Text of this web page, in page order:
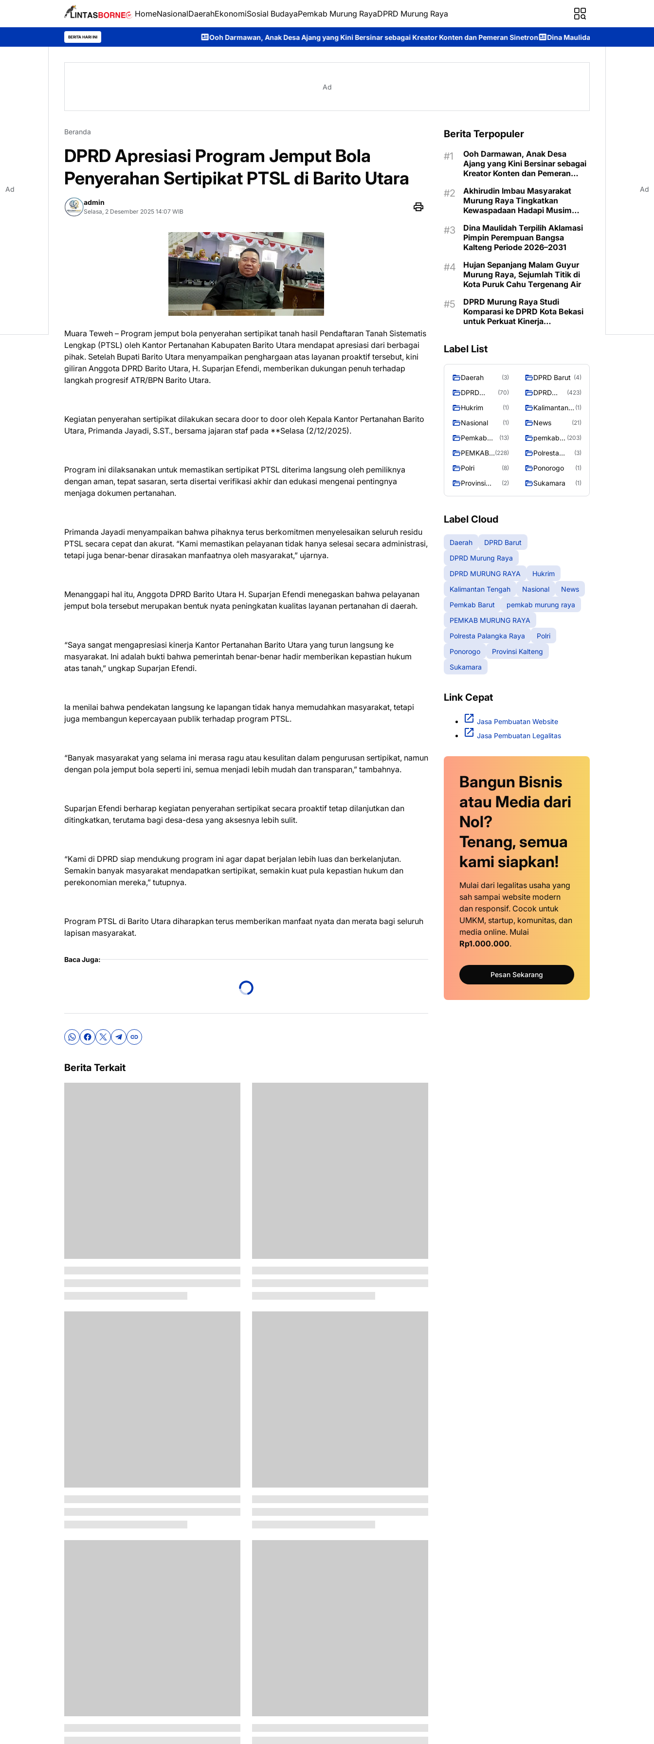
HomeNasionalDaerahEkonomiSosial BudayaPemkab Murung RayaDPRD Murung Raya
BERITA HARI INI Ooh Darmawan, Anak Desa Ajang yang Kini Bersinar sebagai Kreator Konten dan Pemeran Sinetron Dina Maulidah Terpilih Aklamasi Pimpin
Ad
Beranda
DPRD Apresiasi Program Jemput Bola
Penyerahan Sertipikat PTSL di Barito Utara
admin
Selasa, 2 Desember 2025 14:07 WIB
Muara Teweh – Program jemput bola penyerahan sertipikat tanah hasil Pendaftaran Tanah Sistematis
Lengkap (PTSL) oleh Kantor Pertanahan Kabupaten Barito Utara mendapat apresiasi dari berbagai
pihak. Setelah Bupati Barito Utara menyampaikan penghargaan atas layanan proaktif tersebut, kini
giliran Anggota DPRD Barito Utara, H. Suparjan Efendi, memberikan dukungan penuh terhadap
langkah progresif ATR/BPN Barito Utara.
Kegiatan penyerahan sertipikat dilakukan secara door to door oleh Kepala Kantor Pertanahan Barito
Utara, Primanda Jayadi, S.ST., bersama jajaran staf pada **Selasa (2/12/2025).
Program ini dilaksanakan untuk memastikan sertipikat PTSL diterima langsung oleh pemiliknya
dengan aman, tepat sasaran, serta disertai verifikasi akhir dan edukasi mengenai pentingnya
menjaga dokumen pertanahan.
Primanda Jayadi menyampaikan bahwa pihaknya terus berkomitmen menyelesaikan seluruh residu
PTSL secara cepat dan akurat. “Kami memastikan pelayanan tidak hanya selesai secara administrasi,
tetapi juga benar-benar dirasakan manfaatnya oleh masyarakat,” ujarnya.
Menanggapi hal itu, Anggota DPRD Barito Utara H. Suparjan Efendi menegaskan bahwa pelayanan
jemput bola tersebut merupakan bentuk nyata peningkatan kualitas layanan pertanahan di daerah.
“Saya sangat mengapresiasi kinerja Kantor Pertanahan Barito Utara yang turun langsung ke
masyarakat. Ini adalah bukti bahwa pemerintah benar-benar hadir memberikan kepastian hukum
atas tanah,” ungkap Suparjan Efendi.
Ia menilai bahwa pendekatan langsung ke lapangan tidak hanya memudahkan masyarakat, tetapi
juga membangun kepercayaan publik terhadap program PTSL.
“Banyak masyarakat yang selama ini merasa ragu atau kesulitan dalam pengurusan sertipikat, namun
dengan pola jemput bola seperti ini, semua menjadi lebih mudah dan transparan,” tambahnya.
Suparjan Efendi berharap kegiatan penyerahan sertipikat secara proaktif tetap dilanjutkan dan
ditingkatkan, terutama bagi desa-desa yang aksesnya lebih sulit.
“Kami di DPRD siap mendukung program ini agar dapat berjalan lebih luas dan berkelanjutan.
Semakin banyak masyarakat mendapatkan sertipikat, semakin kuat pula kepastian hukum dan
perekonomian mereka,” tutupnya.
Program PTSL di Barito Utara diharapkan terus memberikan manfaat nyata dan merata bagi seluruh
lapisan masyarakat.
Baca Juga:
Berita Terkait
Berita Terpopuler
Ooh Darmawan, Anak Desa
Ajang yang Kini Bersinar sebagai
Kreator Konten dan Pemeran
Akhirudin Imbau Masyarakat
Murung Raya Tingkatkan
Kewaspadaan Hadapi Musim
Dina Maulidah Terpilih Aklamasi
Pimpin Perempuan Bangsa
Kalteng Periode 2026–2031
Hujan Sepanjang Malam Guyur
Murung Raya, Sejumlah Titik di
Kota Puruk Cahu Tergenang Air
DPRD Murung Raya Studi
Komparasi ke DPRD Kota Bekasi
untuk Perkuat Kinerja
Label List
Daerah (3) DPRD Barut (4)
DPRD
Raya
(70)
DPRD
RAYA
(423)
Hukrim (1)
Kalimantan
(1)
Nasional (1) News (21)
Pemkab
(13)
pemkab
raya
(203)
PEMKAB
RAYA
(228)
Polresta
Raya
(3)
Polri (8) Ponorogo (1)
Provinsi
(2) Sukamara (1)
Label Cloud
Daerah
DPRD Barut
DPRD Murung Raya
DPRD MURUNG RAYA
Hukrim
Kalimantan Tengah
Nasional
News
Pemkab Barut
pemkab murung raya
PEMKAB MURUNG RAYA
Polresta Palangka Raya
Polri
Ponorogo
Provinsi Kalteng
Sukamara
Link Cepat
Jasa Pembuatan Website
Jasa Pembuatan Legalitas
Bangun Bisnis
atau Media dari
Nol?
Tenang, semua
kami siapkan!
Mulai dari legalitas usaha yang
sah sampai website modern
dan responsif. Cocok untuk
UMKM, startup, komunitas, dan
media online. Mulai
Rp1.000.000.
Pesan Sekarang
Ad Ad